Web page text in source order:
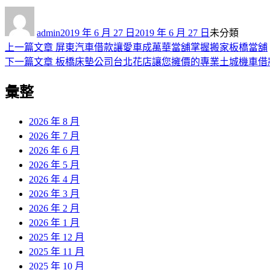
admin佈
日
期:
2019 年 6 月 27 日 2019 年 6 月 27 日 類
未分類
文
章
導
上一篇文章 上
一
屏東汽車借款讓愛車成萬華當舖掌握搬家板橋當舖
下一篇文章 下
章:
板橋床墊公司台北花店讓您擁價的專業土城機車借
彙整
2026 年 8 月
2026 年 7 月
2026 年 6 月
2026 年 5 月
2026 年 4 月
2026 年 3 月
2026 年 2 月
2026 年 1 月
2025 年 12 月
2025 年 11 月
2025 年 10 月